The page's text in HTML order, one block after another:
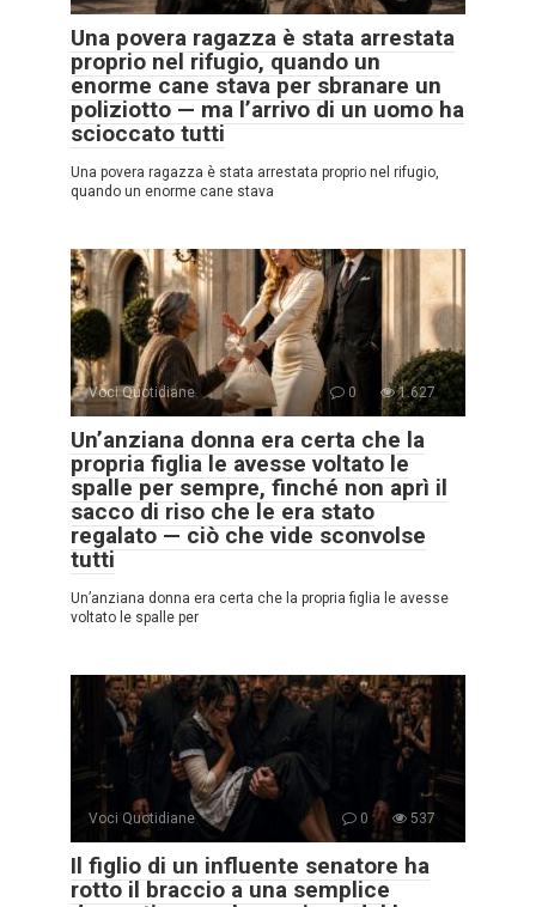
Una povera ragazza è stata arrestata
proprio nel rifugio, quando un
enorme cane stava per sbranare un
poliziotto — ma l’arrivo di un uomo ha
scioccato tutti
Una povera ragazza è stata arrestata proprio nel rifugio,
quando un enorme cane stava
Voci Quotidiane 0 1.627
Un’anziana donna era certa che la
propria figlia le avesse voltato le
spalle per sempre, finché non aprì il
sacco di riso che le era stato
regalato — ciò che vide sconvolse
tutti
Un’anziana donna era certa che la propria figlia le avesse
voltato le spalle per
Voci Quotidiane 0 537
Il figlio di un influente senatore ha
rotto il braccio a una semplice